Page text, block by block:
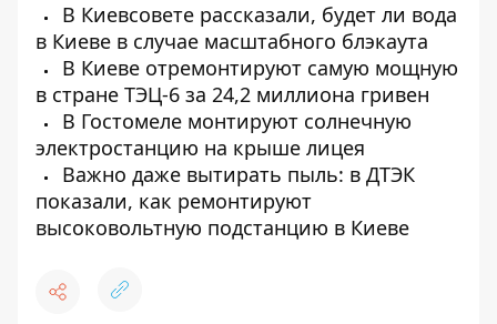
В Киевсовете рассказали, будет ли вода
в Киеве в случае масштабного блэкаута
В Киеве отремонтируют самую мощную
в стране ТЭЦ-6 за 24,2 миллиона гривен
В Гостомеле монтируют солнечную
электростанцию ​​на крыше лицея
Важно даже вытирать пыль: в ДТЭК
показали, как ремонтируют
высоковольтную подстанцию ​​в Киеве